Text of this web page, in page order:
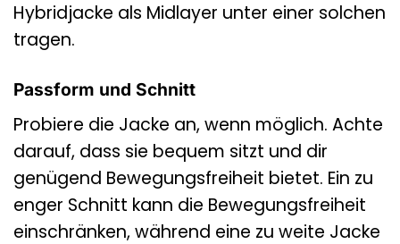
Hybridjacke als Midlayer unter einer solchen
tragen.
Passform und Schnitt
Probiere die Jacke an, wenn möglich. Achte
darauf, dass sie bequem sitzt und dir
genügend Bewegungsfreiheit bietet. Ein zu
enger Schnitt kann die Bewegungsfreiheit
einschränken, während eine zu weite Jacke